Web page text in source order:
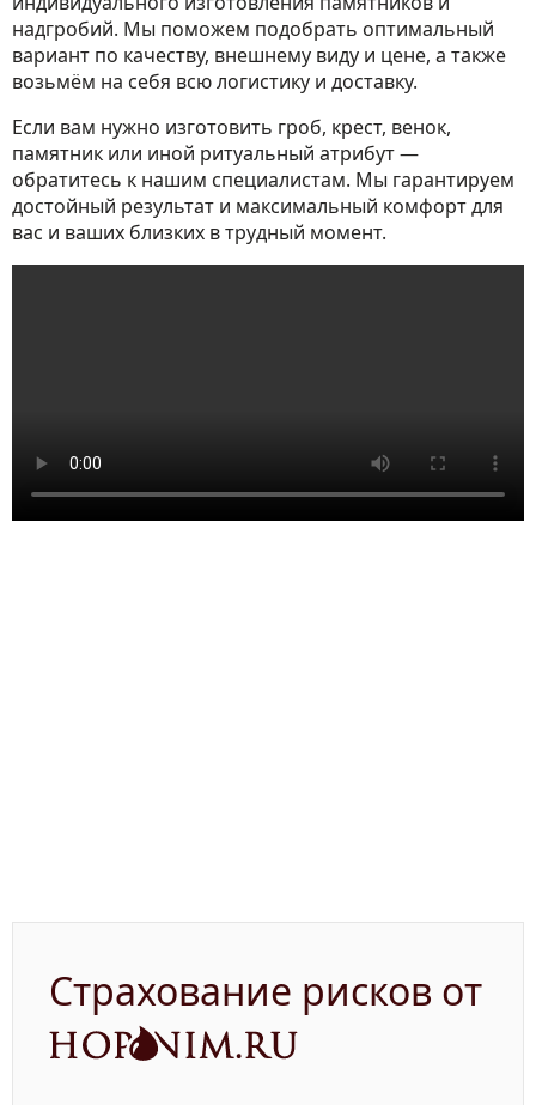
надгробий. Мы поможем подобрать оптимальный
вариант по качеству, внешнему виду и цене, а также
возьмём на себя всю логистику и доставку.
Если вам нужно изготовить гроб, крест, венок,
памятник или иной ритуальный атрибут —
обратитесь к нашим специалистам. Мы гарантируем
достойный результат и максимальный комфорт для
вас и ваших близких в трудный момент.
Страхование рисков от